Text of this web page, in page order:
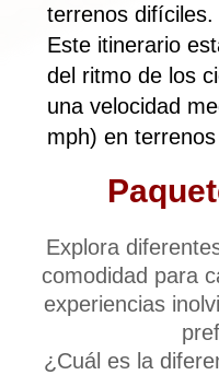
Explora
comodidad para
experiencias
¿Cuál es la